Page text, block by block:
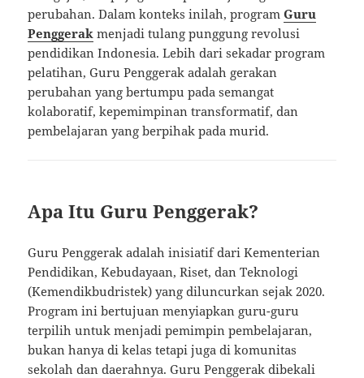
perubahan. Dalam konteks inilah, programGuru
Penggerak menjadi tulang punggung revolusi
pendidikan Indonesia. Lebih dari sekadar program
pelatihan, Guru Penggerak adalah gerakan
perubahan yang bertumpu pada semangat
kolaboratif, kepemimpinan transformatif, dan
pembelajaran yang berpihak pada murid.
Apa Itu Guru Penggerak?
Guru Penggerak adalah inisiatif dari Kementerian
Pendidikan, Kebudayaan, Riset, dan Teknologi
(Kemendikbudristek) yang diluncurkan sejak 2020.
Program ini bertujuan menyiapkan guru-guru
terpilih untuk menjadi pemimpin pembelajaran,
bukan hanya di kelas tetapi juga di komunitas
sekolah dan daerahnya. Guru Penggerak dibekali